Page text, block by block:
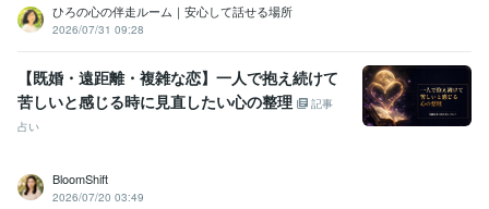
ひろの心の伴走ルーム｜安心して話せる場所
2026/07/31 09:28
【既婚・遠距離・複雑な恋】一人で抱え続けて
苦しいと感じる時に見直したい心の整理
記事
占い
BloomShift
2026/07/20 03:49